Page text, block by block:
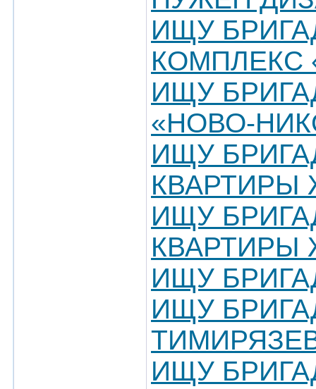
ИЩУ
КОМПЛЕКС
ИЩУ
«НОВО-
ИЩУ
КВАРТИРЫ
ИЩУ
КВАРТИРЫ
ИЩУ
ИЩУ
ИЩУ